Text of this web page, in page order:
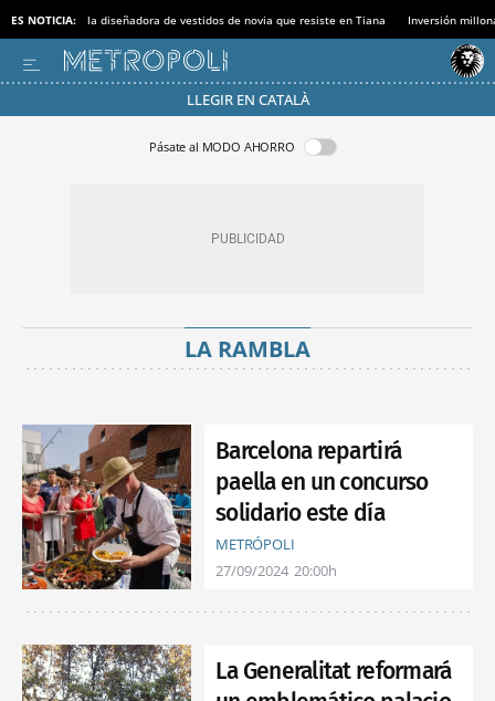
ES NOTICIA: la diseñadora de vestidos de novia que resiste en Tiana Inversión
LLEGIR EN CATALÀ
Pásate al MODO AHORRO
LA RAMBLA
Barcelona repartirá
paella en un concurso
solidario este día
METRÓPOLI
27/09/2024 20:00h
La Generalitat reformará